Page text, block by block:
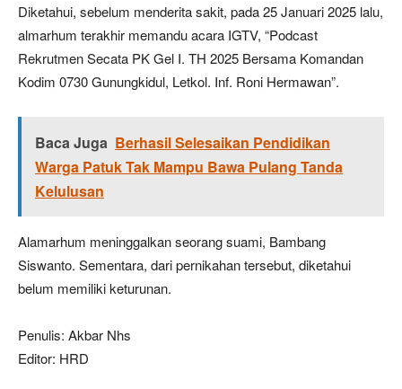
Diketahui, sebelum menderita sakit, pada 25 Januari 2025 lalu,
almarhum terakhir memandu acara IGTV, “Podcast
Rekrutmen Secata PK Gel I. TH 2025 Bersama Komandan
Kodim 0730 Gunungkidul, Letkol. Inf. Roni Hermawan”.
Baca Juga Berhasil Selesaikan Pendidikan
Warga Patuk Tak Mampu Bawa Pulang Tanda
Kelulusan
Alamarhum meninggalkan seorang suami, Bambang
Siswanto. Sementara, dari pernikahan tersebut, diketahui
belum memiliki keturunan.
Penulis: Akbar Nhs
Editor: HRD